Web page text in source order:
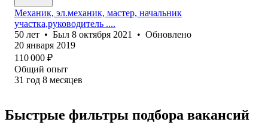
Механик, эл.механик, мастер, начальник
участка,руководитель ....
50 лет • Был 8 октября 2021 • Обновлено
20 января 2019
110 000 ₽
Общий опыт
31 год 8 месяцев
Быстрые фильтры подбора вакансий